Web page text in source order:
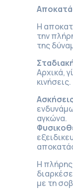
Η
την
της
Αρχικά,
κινήσεις.
αγκώνα.
Η
με τη